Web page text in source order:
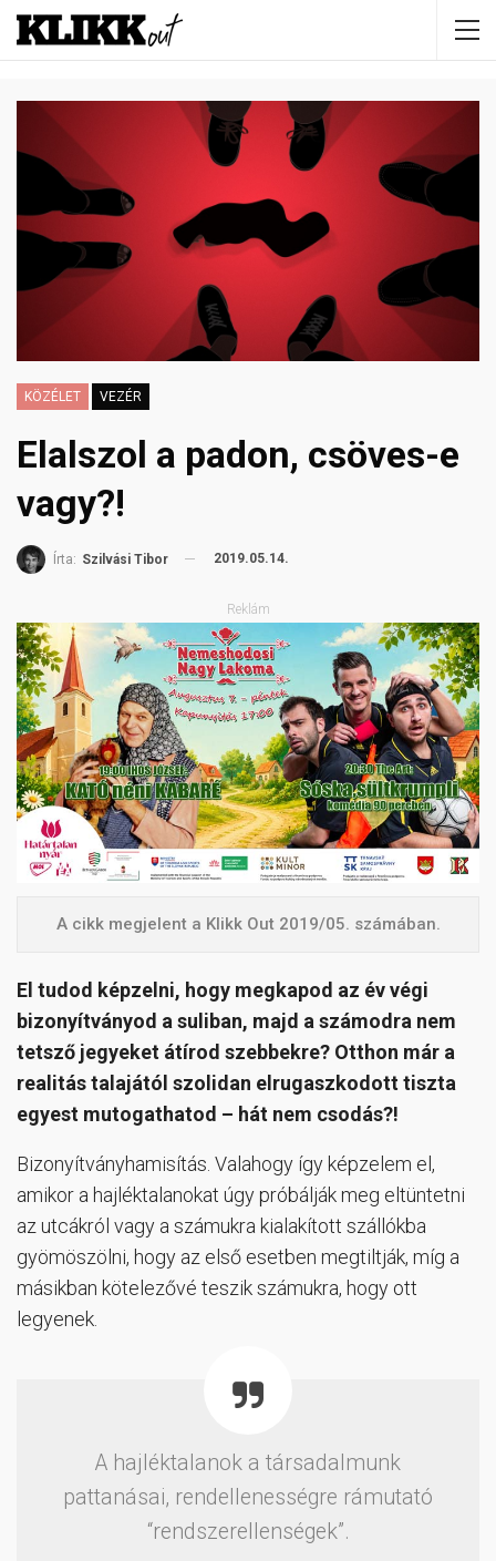
KÖZÉLET VEZÉR
Elalszol a padon, csöves-e
vagy?!
Írta: Szilvási Tibor 2019.05.14.
Reklám
A cikk megjelent a Klikk Out 2019/05. számában.
El tudod képzelni, hogy megkapod az év végi
bizonyítványod a suliban, majd a számodra nem
tetsző jegyeket átírod szebbekre? Otthon már a
realitás talajától szolidan elrugaszkodott tiszta
egyest mutogathatod – hát nem csodás?!
Bizonyítványhamisítás. Valahogy így képzelem el,
amikor a hajléktalanokat úgy próbálják meg eltüntetni
az utcákról vagy a számukra kialakított szállókba
gyömöszölni, hogy az első esetben megtiltják, míg a
másikban kötelezővé teszik számukra, hogy ott
legyenek.
A hajléktalanok a társadalmunk
pattanásai, rendellenességre rámutató
“rendszerellenségek”.